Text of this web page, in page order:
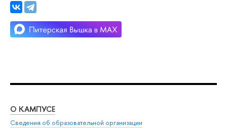
О КАМПУСЕ
Сведения об образовательной организации